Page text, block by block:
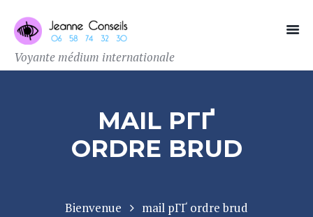
Voyante médium internationale
MAIL PГҐ
ORDRE BRUD
Bienvenue mail pГҐ ordre brud